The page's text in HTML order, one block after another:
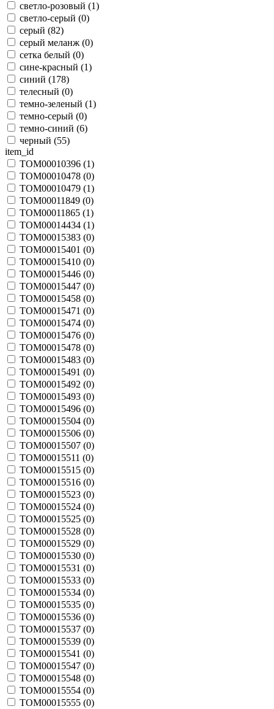
светло-розовый (1)
светло-серый (0)
серый (82)
серый меланж (0)
сетка белый (0)
сине-красный (1)
синий (178)
телесный (0)
темно-зеленый (1)
темно-серый (0)
темно-синий (6)
черный (55)
item_id
TOM00010396 (1)
TOM00010478 (0)
TOM00010479 (1)
TOM00011849 (0)
TOM00011865 (1)
TOM00014434 (1)
TOM00015383 (0)
TOM00015401 (0)
TOM00015410 (0)
TOM00015446 (0)
TOM00015447 (0)
TOM00015458 (0)
TOM00015471 (0)
TOM00015474 (0)
TOM00015476 (0)
TOM00015478 (0)
TOM00015483 (0)
TOM00015491 (0)
TOM00015492 (0)
TOM00015493 (0)
TOM00015496 (0)
TOM00015504 (0)
TOM00015506 (0)
TOM00015507 (0)
TOM00015511 (0)
TOM00015515 (0)
TOM00015516 (0)
TOM00015523 (0)
TOM00015524 (0)
TOM00015525 (0)
TOM00015528 (0)
TOM00015529 (0)
TOM00015530 (0)
TOM00015531 (0)
TOM00015533 (0)
TOM00015534 (0)
TOM00015535 (0)
TOM00015536 (0)
TOM00015537 (0)
TOM00015539 (0)
TOM00015541 (0)
TOM00015547 (0)
TOM00015548 (0)
TOM00015554 (0)
TOM00015555 (0)